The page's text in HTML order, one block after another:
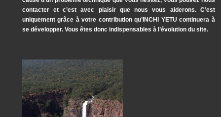
contacter et c’est avec plaisir que nous vous aiderons. C’est
uniquement grâce à votre contribution qu’INCHI YETU continuera à
se développer. Vous êtes donc indispensables à l’évolution du site.